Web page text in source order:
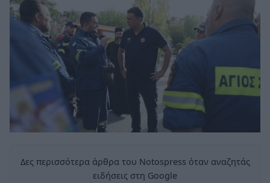
Δες περισσότερα άρθρα του Notospress όταν αναζητάς
ειδήσεις στη Google